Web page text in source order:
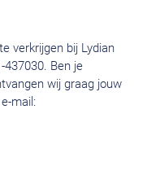
verkrijgen bij Lydian
Ben je
wij graag jouw
mail: